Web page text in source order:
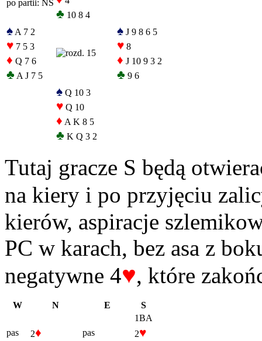
po partii: NS
♣ 10 8 4
♠ A 7 2
♥ 7 5 3
♦ Q 7 6
♣ A J 7 5
♠ J 9 8 6 5
♥ 8
♦ J 10 9 3 2
♣ 9 6
♠ Q 10 3
♥ Q 10
♦ A K 8 5
♣ K Q 3 2
Tutaj gracze S będą
na kiery i po przyjęciu
kierów, aspiracje
PC w karach, bez asa z
negatywne 4♥, które
W N E
S
1BA
pas
2♦ pas 2♥